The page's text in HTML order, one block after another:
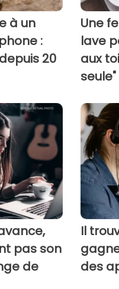
à un
:
20
Une
lave
aux
seule"
pas son
de
Il
des